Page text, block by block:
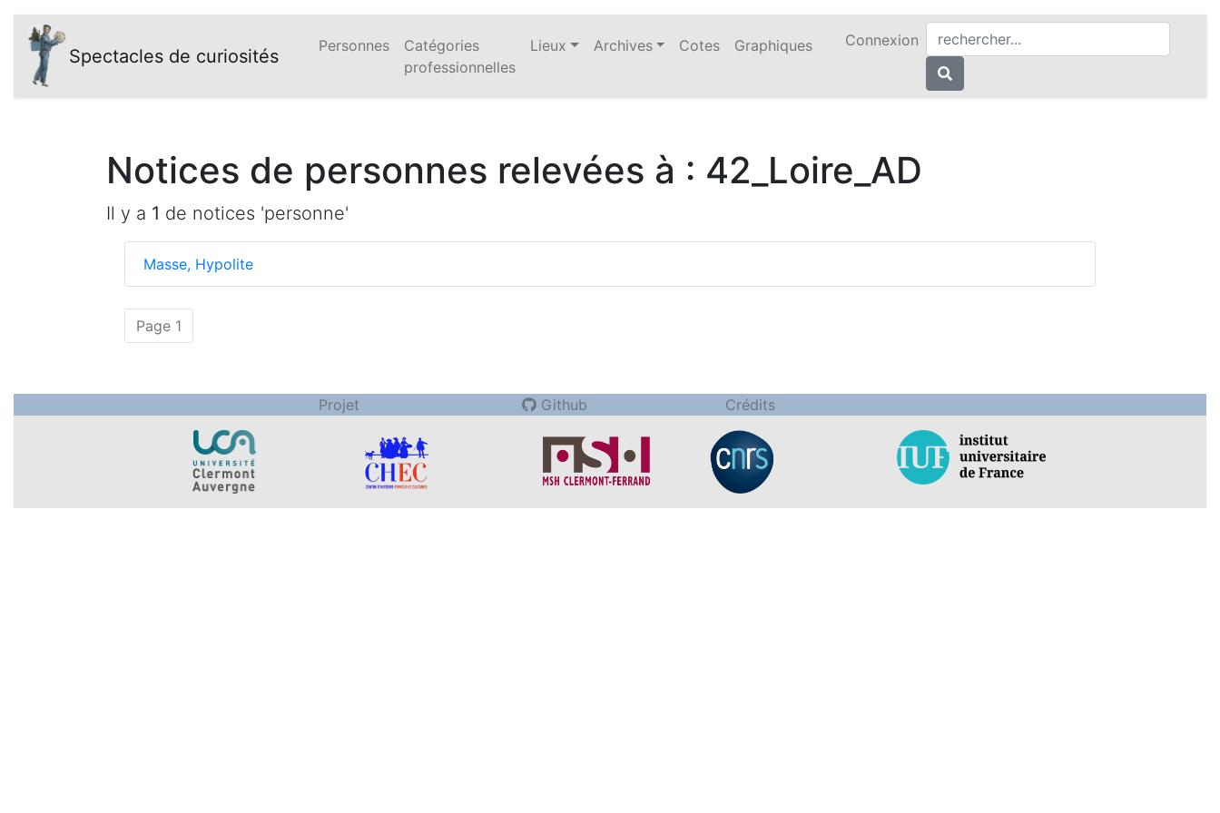
Spectacles de curiosités Personnes
Catégories
professionnelles
Lieux Archives Cotes Graphiques Connexion
Notices de personnes relevées à : 42_Loire_AD
Il y a 1 de notices 'personne'
Masse, Hypolite
Page 1
Projet Github Crédits